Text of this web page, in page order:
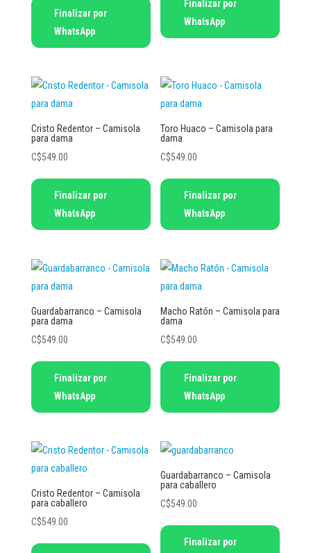
Finalizar por
WhatsApp
Finalizar por
WhatsApp
Cristo Redentor – Camisola
para dama
C$549.00
Este
producto
Las
opciones
se
pueden
elegir
en
página
de
Finalizar por
WhatsApp
Toro Huaco – Camisola para
dama
C$549.00
Este
producto
Las
opciones
se
pueden
elegir
en
página
de
Finalizar por
WhatsApp
Guardabarranco – Camisola
para dama
C$549.00
Este
producto
Las
opciones
se
pueden
elegir
en
Finalizar por
WhatsApp
Macho Ratón – Camisola para
dama
C$549.00
Este
producto
Las
opciones
se
pueden
elegir
Finalizar por
WhatsApp
Cristo Redentor – Camisola
para caballero
C$549.00
Este
Guardabarranco – Camisola
para caballero
C$549.00
Este
productoFinalizar por